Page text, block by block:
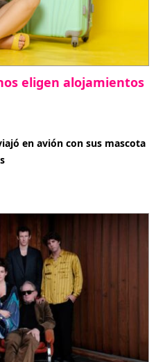
eligen alojamientos
en avión con sus mascota